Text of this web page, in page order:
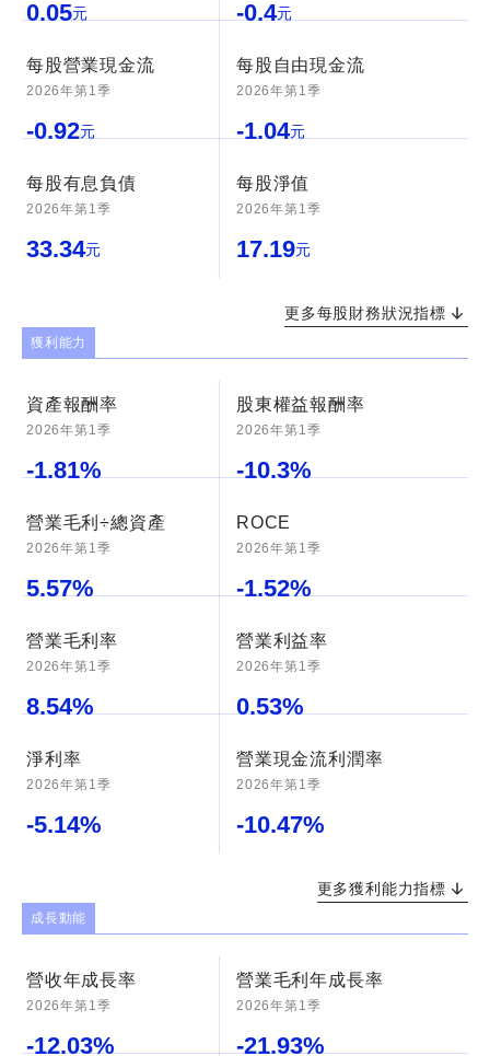
0.05元 -0.4元
每股營業現金流
2026年第1季
-0.92元
每股自由現金流
2026年第1季
-1.04元
每股有息負債
2026年第1季
33.34元
每股淨值
2026年第1季
17.19元
更多每股財務狀況指標
獲利能力
資產報酬率
2026年第1季
-1.81%
股東權益報酬率
2026年第1季
-10.3%
營業毛利÷總資產
2026年第1季
5.57%
ROCE
2026年第1季
-1.52%
營業毛利率
2026年第1季
8.54%
營業利益率
2026年第1季
0.53%
淨利率
2026年第1季
-5.14%
營業現金流利潤率
2026年第1季
-10.47%
更多獲利能力指標
成長動能
營收年成長率
2026年第1季
-12.03%
營業毛利年成長率
2026年第1季
-21.93%